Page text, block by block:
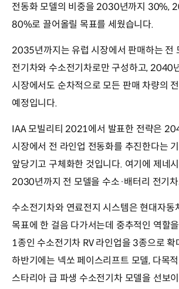
전동화 모델의 비중을 2030년까지 30%,
80%로 끌어올릴 목표를 세웠습니다.
2035년까지는 유럽 시장에서 판매하는 전
전기차와 수소전기차로만 구성하고, 2040
시장에서도 순차적으로 모든 판매 차량의
예정입니다.
IAA 모빌리티 2021에서 발표한 전략은
시장에서 전 라인업 전동화를 추진한다는
앞당기고 구체화한 것입니다. 여기에 제네
2030년까지 전 모델을 수소·배터리 전기
수소전기차와 연료전지 시스템은 현대자동
목표에 한 걸음 다가서는데 중추적인 역할
1종인 수소전기차 RV 라인업을 3종으로
하반기에는 넥쏘 페이스리프트 모델, 다목
스타리아 급 파생 수소전기차 모델을 선보